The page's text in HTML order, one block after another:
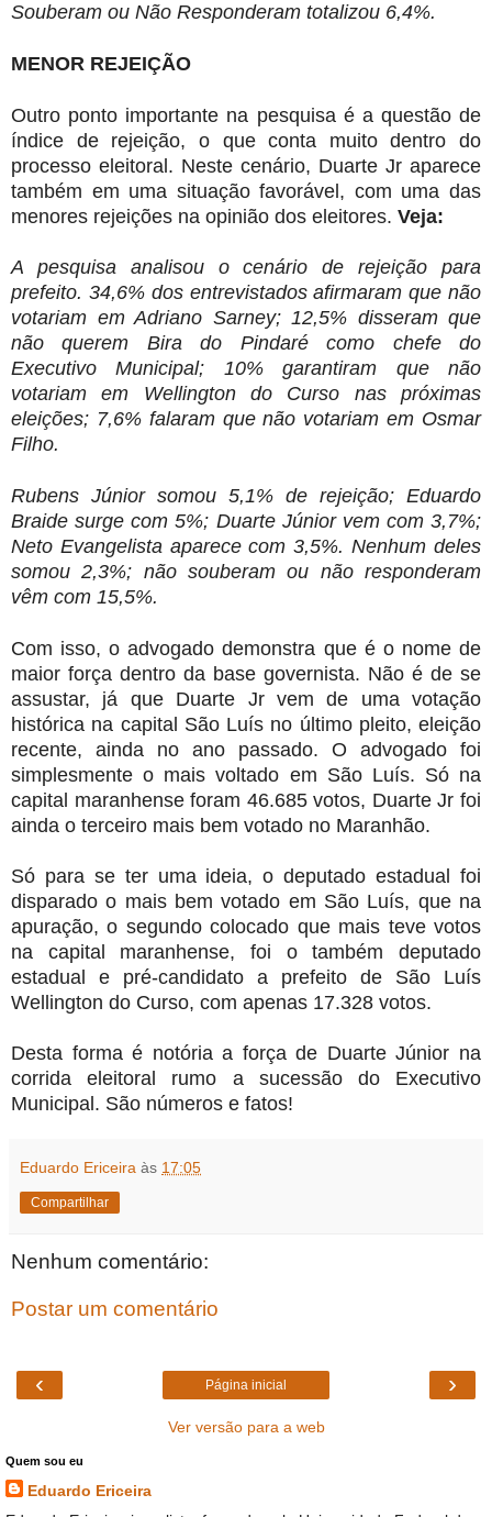
Souberam ou Não Responderam totalizou 6,4%.
MENOR REJEIÇÃO
Outro ponto importante na pesquisa é a questão de
índice de rejeição, o que conta muito dentro do
processo eleitoral. Neste cenário, Duarte Jr aparece
também em uma situação favorável, com uma das
menores rejeições na opinião dos eleitores. Veja:
A pesquisa analisou o cenário de rejeição para
prefeito. 34,6% dos entrevistados afirmaram que não
votariam em Adriano Sarney; 12,5% disseram que
não querem Bira do Pindaré como chefe do
Executivo Municipal; 10% garantiram que não
votariam em Wellington do Curso nas próximas
eleições; 7,6% falaram que não votariam em Osmar
Filho.
Rubens Júnior somou 5,1% de rejeição; Eduardo
Braide surge com 5%; Duarte Júnior vem com 3,7%;
Neto Evangelista aparece com 3,5%. Nenhum deles
somou 2,3%; não souberam ou não responderam
vêm com 15,5%.
Com isso, o advogado demonstra que é o nome de
maior força dentro da base governista. Não é de se
assustar, já que Duarte Jr vem de uma votação
histórica na capital São Luís no último pleito, eleição
recente, ainda no ano passado. O advogado foi
simplesmente o mais voltado em São Luís. Só na
capital maranhense foram 46.685 votos, Duarte Jr foi
ainda o terceiro mais bem votado no Maranhão.
Só para se ter uma ideia, o deputado estadual foi
disparado o mais bem votado em São Luís, que na
apuração, o segundo colocado que mais teve votos
na capital maranhense, foi o também deputado
estadual e pré-candidato a prefeito de São Luís
Wellington do Curso, com apenas 17.328 votos.
Desta forma é notória a força de Duarte Júnior na
corrida eleitoral rumo a sucessão do Executivo
Municipal. São números e fatos!
Eduardo Ericeira às 17:05
Compartilhar
Nenhum comentário:
Postar um comentário
‹ ›
Página inicial
Ver versão para a web
Quem sou eu
Eduardo Ericeira